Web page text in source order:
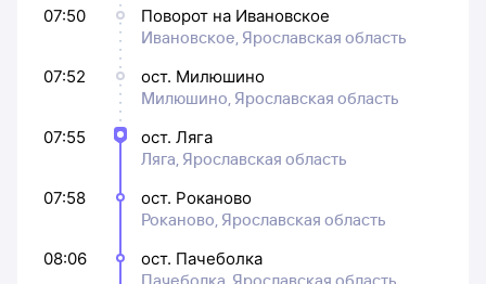
07:50
Поворот на Ивановское
Ивановское, Ярославская область
07:52
ост. Милюшино
Милюшино, Ярославская область
07:55
ост. Ляга
Ляга, Ярославская область
07:58
ост. Роканово
Роканово, Ярославская область
08:06
ост. Пачеболка
Пачеболка, Ярославская область